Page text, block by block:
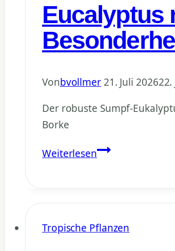
Eucalyptus
Vonbvollmer 21. Juli 202622.
Der robuste Sumpf-
Borke
WeiterlesenEucalyptus
Anzucht,
und
Tropische Pflanzen